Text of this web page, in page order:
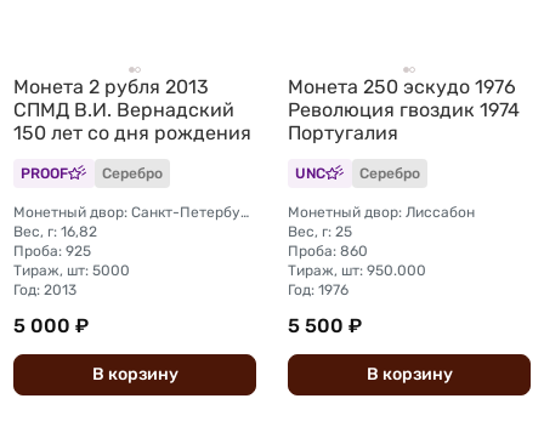
Монета 2 рубля 2013
СПМД В.И. Вернадский
150 лет со дня рождения
PROOF Серебро
Монетный двор: Санкт-Петербургский (СПМД)
Вес, г: 16,82
Проба: 925
Тираж, шт: 5000
Год: 2013
5 000 ₽
В корзину
Монета 250 эскудо 1976
Революция гвоздик 1974
Португалия
UNC Серебро
Монетный двор: Лиссабон
Вес, г: 25
Проба: 860
Тираж, шт: 950.000
Год: 1976
5 500 ₽
В корзину